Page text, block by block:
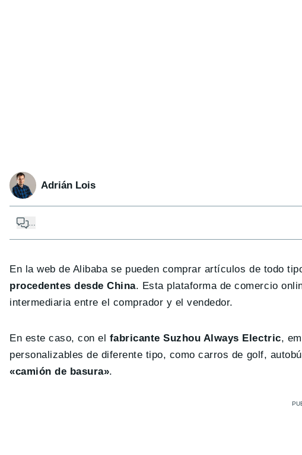
Adrián Lois
...
En la web de Alibaba se pueden comprar artículos de todo
procedentes desde China. Esta plataforma de comercio
intermediaria entre el comprador y el vendedor.
En este caso, con el fabricante Suzhou Always Electric,
personalizables de diferente tipo, como carros de golf,
«camión de basura».